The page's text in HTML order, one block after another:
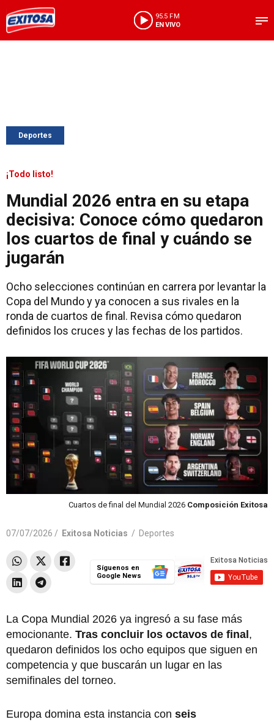
95.5 FM
EN VIVO
Deportes
¡Todo listo!
Mundial 2026 entra en su etapa
decisiva: Conoce cómo quedaron
los cuartos de final y cuándo se
jugarán
Ocho selecciones continúan en carrera por levantar la
Copa del Mundo y ya conocen a sus rivales en la
ronda de cuartos de final. Revisa cómo quedaron
definidos los cruces y las fechas de los partidos.
Cuartos de final del Mundial 2026 Composición Exitosa
07/07/2026 / Exitosa Noticias / Deportes
Síguenos en
Google News
La Copa Mundial 2026 ya ingresó a su fase más
emocionante. Tras concluir los octavos de final,
quedaron definidos los ocho equipos que siguen en
competencia y que buscarán un lugar en las
semifinales del torneo.
Europa domina esta instancia con seis